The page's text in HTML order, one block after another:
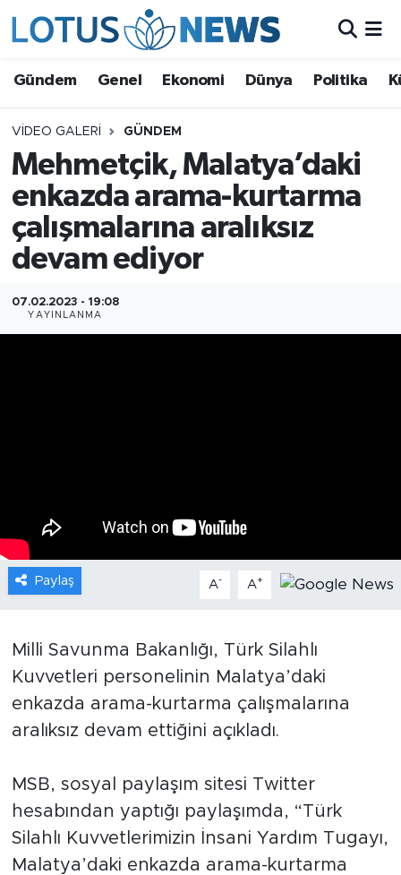
Gündem Genel Ekonomi Dünya Politika
VIDEO GALERI GÜNDEM
Mehmetçik, Malatya’daki
enkazda arama-kurtarma
çalışmalarına aralıksız
devam ediyor
07.02.2023 - 19:08
YAYINLANMA
Paylaş A- A+
Milli Savunma Bakanlığı, Türk Silahlı
Kuvvetleri personelinin Malatya’daki
enkazda arama-kurtarma çalışmalarına
aralıksız devam ettiğini açıkladı.
MSB, sosyal paylaşım sitesi Twitter
hesabından yaptığı paylaşımda, “Türk
Silahlı Kuvvetlerimizin İnsani Yardım Tugayı,
Malatya’daki enkazda arama-kurtarma
Ekonomi
Dünya
Politika
Kültür - Sanat ve Tarih
Yaşam
Sağlık
Foto Haber
Seyahat